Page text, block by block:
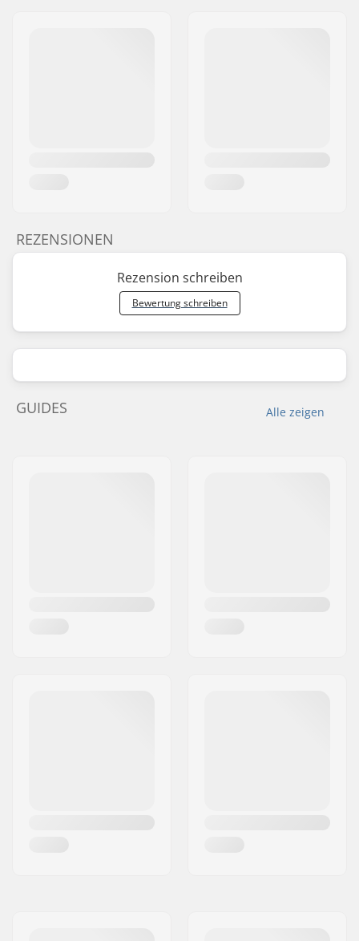
REZENSIONEN
Rezension schreiben
Bewertung schreiben
Alle zeigen
GUIDES